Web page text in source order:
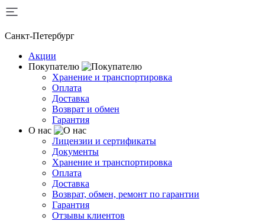
Санкт-Петербург
Акции
Покупателю
Хранение и транспортировка
Оплата
Доставка
Возврат и обмен
Гарантия
О нас
Лицензии и сертификаты
Документы
Хранение и транспортировка
Оплата
Доставка
Возврат, обмен, ремонт по гарантии
Гарантия
Отзывы клиентов